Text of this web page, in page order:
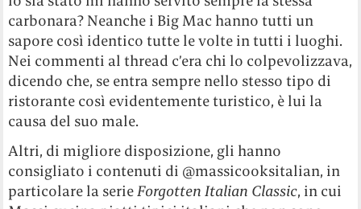
carbonara? Neanche i Big Mac hanno tutti un
sapore così identico tutte le volte in tutti i luoghi.
Nei commenti al thread c’era chi lo colpevolizzava,
dicendo che, se entra sempre nello stesso tipo di
ristorante così evidentemente turistico, è lui la
causa del suo male.
Altri, di migliore disposizione, gli hanno
consigliato i contenuti di @massicooksitalian, in
particolare la serie Forgotten Italian Classic, in cui